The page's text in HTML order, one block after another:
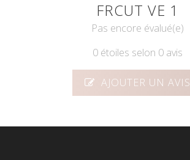
FRCUT VE 1
Pas encore évalué(e)
0 étoiles selon 0 avis
AJOUTER UN AVIS